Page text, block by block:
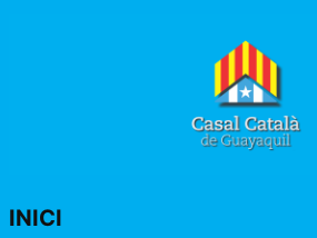
INICI